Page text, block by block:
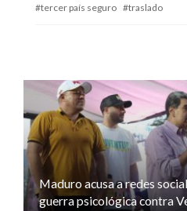
tercer país seguro
traslado
Maduro acusa a redes
guerra psicológica contra